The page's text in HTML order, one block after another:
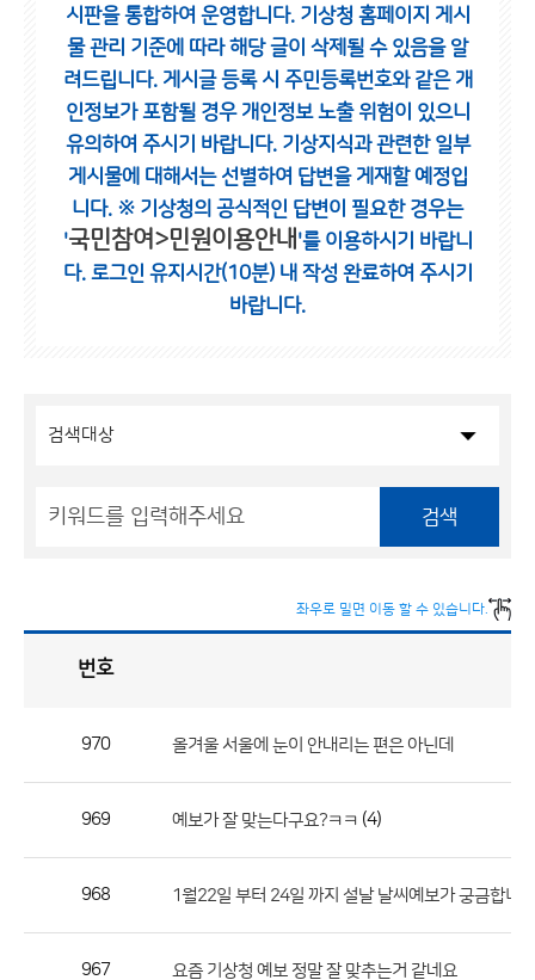
시판을 통합하여 운영합니다. 기상청 홈페이지 게시
물 관리 기준에 따라 해당 글이 삭제될 수 있음을 알
려드립니다. 게시글 등록 시 주민등록번호와 같은 개
인정보가 포함될 경우 개인정보 노출 위험이 있으니
유의하여 주시기 바랍니다. 기상지식과 관련한 일부
게시물에 대해서는 선별하여 답변을 게재할 예정입
니다. ※ 기상청의 공식적인 답변이 필요한 경우는
'국민참여>민원이용안내 '를 이용하시기 바랍니
다. 로그인 유지시간(10분) 내 작성 완료하여 주시기
바랍니다.
검색
좌우로 밀면 이동 할 수 있습니다.
론
번호
970 올겨울 서울에 눈이 안내리는 편은 아닌데
969 예보가 잘 맞는다구요?ㅋㅋ (4)
968 1월22일 부터 24일 까지 설날 날씨예보가 궁금합니다
967 요즘 기상청 예보 정말 잘 맞추는거 같네요